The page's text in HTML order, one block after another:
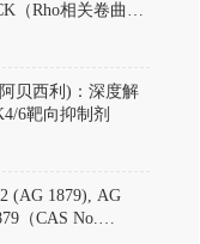
（Rho相关卷曲螺
与ROCK2；其通
的ATP结合位点
对ROCK1和
常数（Ki）分别为
；在众多丝氨酸/
的选择性超过
优异的分子特异
贝西利)：深度解
6靶向抑制剂
(AG 1879), AG
（CAS No.